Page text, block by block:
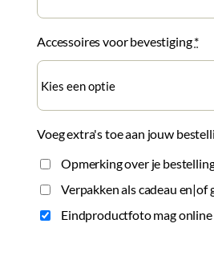
Accessoires voor bevestiging*
Voeg extra's toe aan jouw
Opmerking over je
Verpakken als cadeau en|of
Eindproductfoto mag